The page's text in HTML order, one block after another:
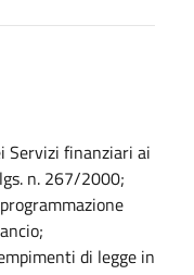
Servizi finanziari ai
n. 267/2000;
di legge in